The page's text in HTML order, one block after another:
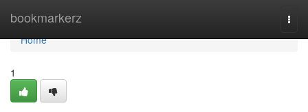
bookmarkerz
Home
Home
1